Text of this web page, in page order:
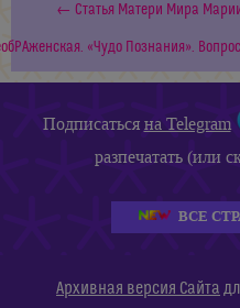
← Статья Матери Мира
«Чудо Познания».
Подписатьсяна Telegram
разпечатать (или
ВСЕ
Архивная версия Сайта